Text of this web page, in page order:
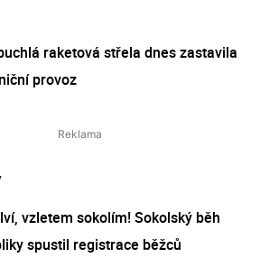
raketová střela dnes zastavila
provoz
vzletem sokolím! Sokolský běh
spustil registrace běžců